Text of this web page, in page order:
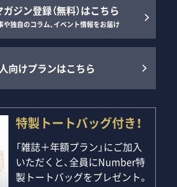
ジン登録（無料）はこちら
や独自のコラム、イベント情報をお届け
向けプランはこちら
特製トートバッグ付き！
「雑誌＋年額プラン」にご加入
いただくと、全員にNumber特
製トートバッグをプレゼント。